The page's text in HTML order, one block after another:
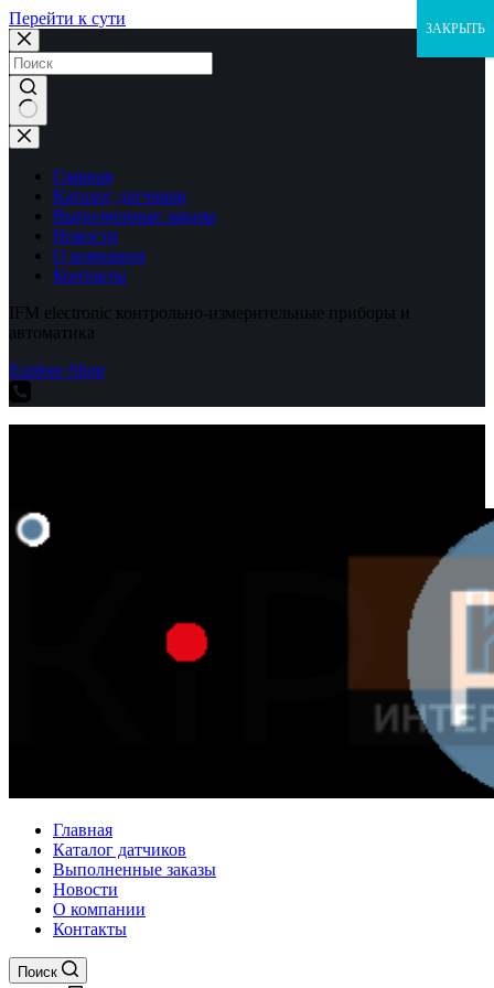
Перейти к сути
Ничего
не
найденоГлавная
Каталог датчиков
Выполненные заказы
Новости
О компании
Контакты
IFM electronic контрольно-измерительные приборы и
автоматика
Explore Shop
Главная
Каталог датчиков
Выполненные заказы
Новости
О компании
Контакты
Поиск
ЗАКРЫТЬ